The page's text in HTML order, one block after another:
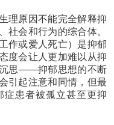
原因不能完全解释抑
社会和行为的综合体。
作或爱人死亡）是抑郁
度会让人更加难以从抑
思——抑郁思想的不断
引起注意和同情，但最
症患者被孤立甚至更抑